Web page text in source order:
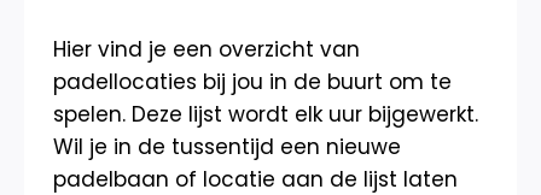
Hier vind je een overzicht van
padellocaties bij jou in de buurt om te
spelen. Deze lijst wordt elk uur bijgewerkt.
Wil je in de tussentijd een nieuwe
padelbaan of locatie aan de lijst laten